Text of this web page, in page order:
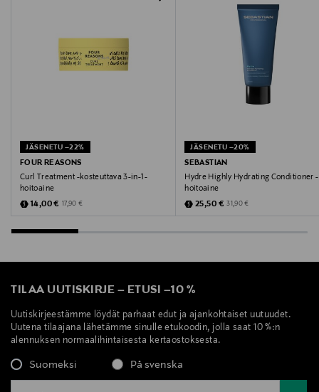
Wella Finland Oy
Digitaalinen osoite
https://www.wella.com/professional/fi-FI/contact-us
JÄSENETU –22%
FOUR REASONS
Curl Treatment -kosteuttava 3-in-1-
hoitoaine
Discounted Price
14,00 € Original Price
17,90 €
JÄSENETU –20%
SEBASTIAN
Hydre Highly Hydrating Conditioner -
hoitoaine
Discounted Price
25,50 € Original Price
31,90 €
TILAA UUTISKIRJE – ETUSI –10 %
Uutiskirjeestämme löydät parhaat edut ja ajankohtaiset uutuudet.
Uutena tilaajana lähetämme sinulle etukoodin, jolla saat 10 %:n
alennuksen normaalihintaisesta kertaostoksesta.
Suomeksi På svenska